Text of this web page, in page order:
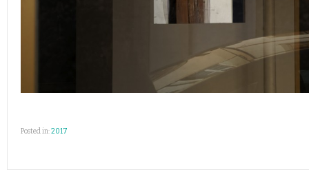
Posted in:2017